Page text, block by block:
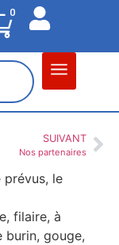
0
SUIVANT
Nos partenaires
prévus, le
filaire, à
burin, gouge,